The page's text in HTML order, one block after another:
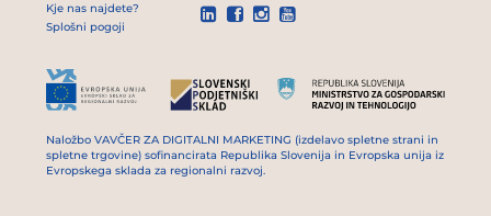
Kje nas najdete?
Splošni pogoji
   
Naložbo VAVČER ZA DIGITALNI MARKETING (izdelavo spletne strani in
spletne trgovine) sofinancirata Republika Slovenija in Evropska unija iz
Evropskega sklada za regionalni razvoj.